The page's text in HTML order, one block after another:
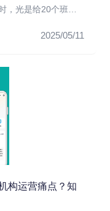
，光是给20个班级
2025/05/11
构运营痛点？知